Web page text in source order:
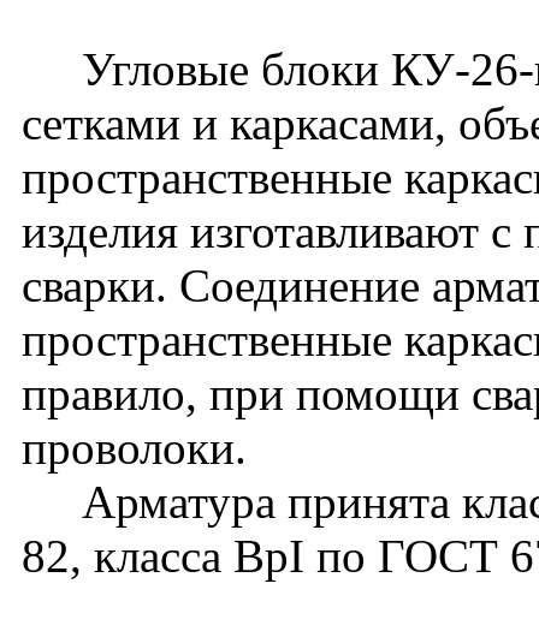
Угловые блоки КУ-26-
сетками и каркасами,
пространственные
изделия изготавливают
сварки. Соединение
пространственные
правило, при помощи
проволоки.
Арматура принята
82, класса ВрI по ГОСТ